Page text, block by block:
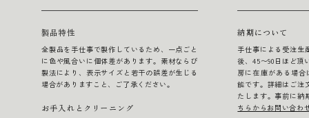
製品特性
全製品を手仕事で製作しているため、一点ごと
に色や風合いに個体差があります。素材ならび
製法により、表示サイズと若干の誤差が生じる
場合がありますこと、ご了承ください。
お手入れとクリーニング
納期について
手仕事による受注生
後、45〜90日ほど頂
房に在庫がある場
能です。詳細はご注
たします。事前に納
ちらからお問い合わ